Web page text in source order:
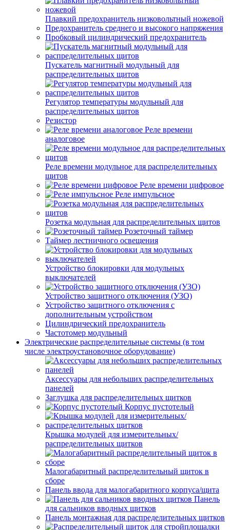
Плавкий предохранитель низковольтный ножевой
Предохранитель среднего и высокого напряжения
Пробковый цилиндрический предохранитель
Пускатель магнитный модульный для
распределительных щитов
Регулятор температуры модульный для
распределительных щитов
Резистор
Реле времени
аналоговое
Реле времени модульное для распределительных
щитов
Реле времени цифровое
Реле импульсное
Розетка модульная для распределительных щитов
Розеточный таймер
Таймер лестничного освещения
Устройство блокировки для модульных
выключателей
Устройство защитного отключения (УЗО)
Устройство защитного отключения с
дополнительным устройством
Цилиндрический предохранитель
Частотомер модульный
Электрические распределительные системы (в том
числе электроустановочное оборудование)
Аксессуары для небольших распределительных
панелей
Заглушка для распределительных щитков
Корпус пустотелый
Крышка модулей для измерительных/
распределительных щитков
Малогабаритный распределительный щиток в
сборе
Панель ввода для малогабаритного корпуса/щита
Панель
для сальников вводных щитков
Панель монтажная для распределительных щитков